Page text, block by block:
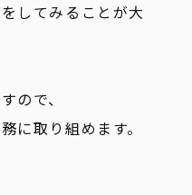
してみることが大
ので、
に取り組めます。